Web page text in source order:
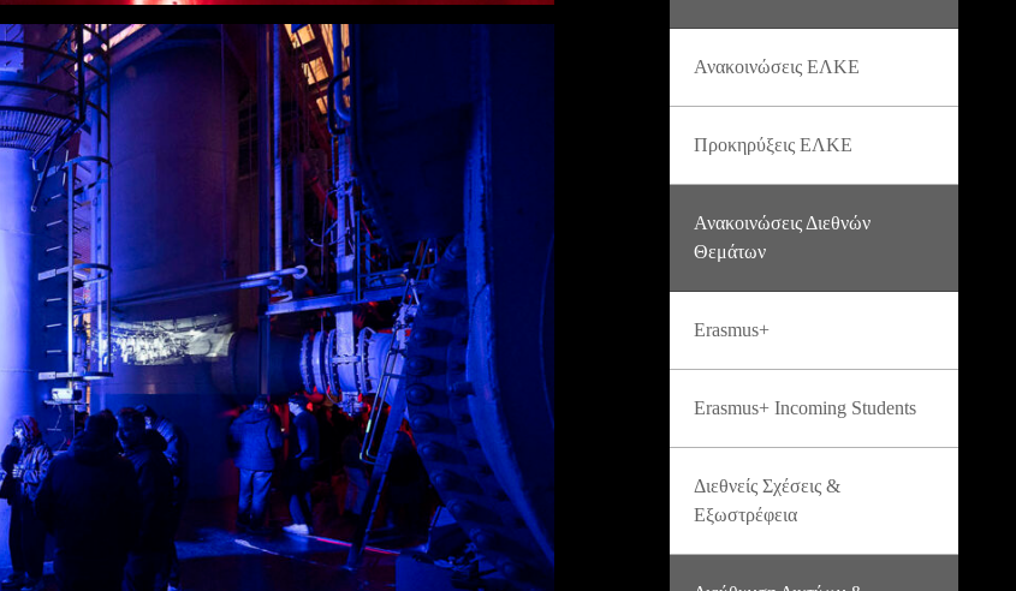
Ανακοινώσεις ΕΛΚΕ
Προκηρύξεις ΕΛΚΕ
Ανακοινώσεις Διεθνών
Θεμάτων
Erasmus+
Erasmus+ Incoming Students
Διεθνείς Σχέσεις &
Εξωστρέφεια